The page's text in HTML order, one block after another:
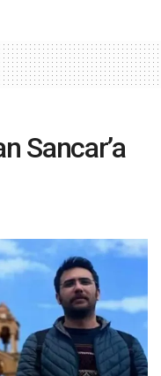
Sancar’a